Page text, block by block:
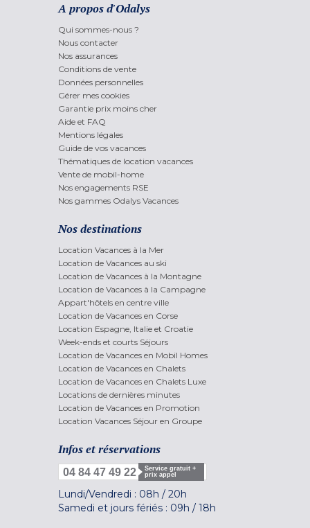
A propos d'Odalys
Qui sommes-nous ?
Nous contacter
Nos assurances
Conditions de vente
Données personnelles
Gérer mes cookies
Garantie prix moins cher
Aide et FAQ
Mentions légales
Guide de vos vacances
Thématiques de location vacances
Vente de mobil-home
Nos engagements RSE
Nos gammes Odalys Vacances
Nos destinations
Location Vacances à la Mer
Location de Vacances au ski
Location de Vacances à la Montagne
Location de Vacances à la Campagne
Appart'hôtels en centre ville
Location de Vacances en Corse
Location Espagne, Italie et Croatie
Week-ends et courts Séjours
Location de Vacances en Mobil Homes
Location de Vacances en Chalets
Location de Vacances en Chalets Luxe
Locations de dernières minutes
Location de Vacances en Promotion
Location Vacances Séjour en Groupe
Infos et réservations
04 84 47 49 22
Service gratuit +
prix appel
Lundi/Vendredi : 08h / 20h
Samedi et jours fériés : 09h / 18h